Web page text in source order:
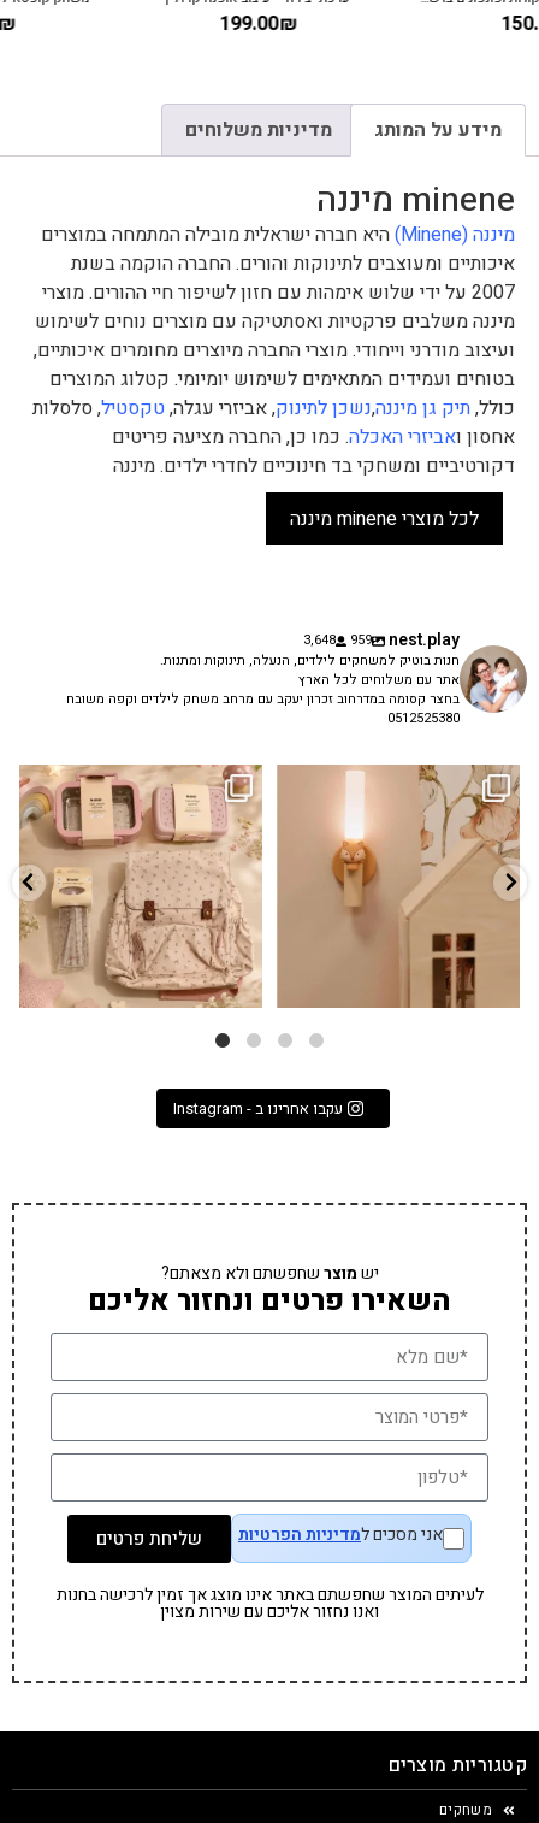
מידע על המותג מדיניות משלוחים
minene מיננה
מיננה (Minene)
היא חברה ישראלית מובילה המתמחה במוצרים
איכותיים ומעוצבים לתינוקות והורים. החברה הוקמה בשנת
2007 על ידי שלוש אימהות עם חזון לשיפור חיי ההורים. מוצרי
מיננה משלבים פרקטיות ואסתטיקה עם מוצרים נוחים לשימוש
ועיצוב מודרני וייחודי. מוצרי החברה מיוצרים מחומרים איכותיים,
בטוחים ועמידים המתאימים לשימוש יומיומי. קטלוג המוצרים
כולל,תיק גן מיננה,נשכן לתינוק, אביזרי עגלה,טקסטיל, סלסלות
אחסון ואביזרי האכלה. כמו כן, החברה מציעה פריטים
דקורטיביים ומשחקי בד חינוכיים לחדרי ילדים. מיננה
לכל מוצרי minene מיננה
nest.play
959
3,648
חנות בוטיק למשחקים לילדים, הנעלה, תינוקות ומתנות.
אתר עם משלוחים לכל הארץ
בחצר קסומה במדרחוב זכרון יעקב עם מרחב משחק לילדים וקפה משובח
0512525380
✨ חוזרים למסגרת בסטייל! ✨
הקולקציה החדשה...
9 4
גם פריט עיצובי לחדר, גם מנורת לילה
...
3 0
עקבו אחרינו ב - Instagram
ישמוצרשחפשתם ולא מצאתם?
השאירו פרטים ונחזור אליכם
אני מסכים למדיניות הפרטיות שליחת פרטים
לעיתים המוצר שחפשתם באתר אינו מוצג אך זמין לרכישה בחנות
ואנו נחזור אליכם עם שירות מצוין
קטגוריות מוצרים
משחקים